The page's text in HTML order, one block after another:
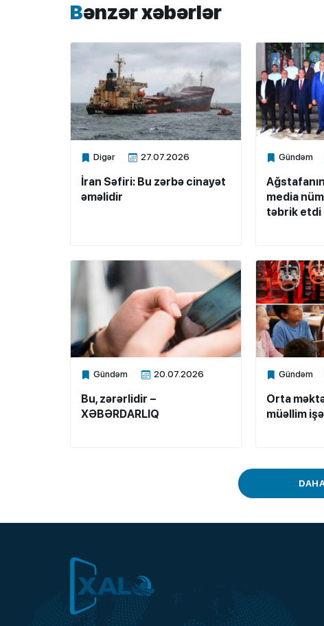
Bənzər xəbərlər
Digər 27.07.2026
Xalq.Online
İran Səfiri: Bu zərbə cinayət
əməlidir
Gündəm
Xalq.Online
media
təbrik etdi
Gündəm 20.07.2026
Xalq.Online
Bu, zərərlidir –
XƏBƏRDARLIQ
Gündəm
Xalq.Online
Orta
müəllim